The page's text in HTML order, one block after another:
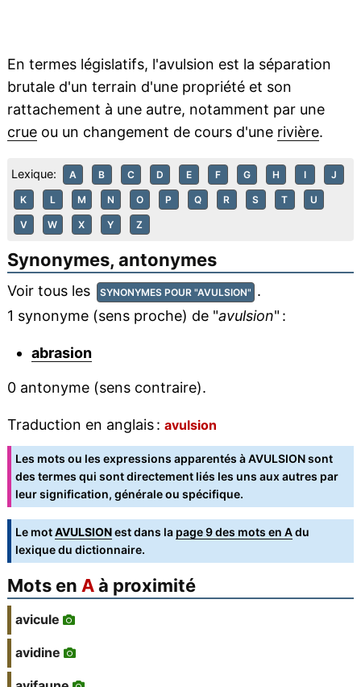
En termes législatifs, l'avulsion est la séparation
brutale d'un terrain d'une propriété et son
rattachement à une autre, notamment par une
crueou un changement de cours d'une rivière.
Lexique: A B C D E F G H I J
K L M N O P Q R S T U
V W X Y Z
Synonymes, antonymes
Voir tous les SYNONYMES POUR "AVULSION" .
1 synonyme (sens proche) de "avulsion" :
abrasion
0 antonyme (sens contraire).
Traduction en anglais : avulsion
Les mots ou les expressions apparentés à AVULSION sont
des termes qui sont directement liés les uns aux autres par
leur signification, générale ou spécifique.
Le motAVULSIONest dans la page 9 des mots en Adu
lexique du dictionnaire.
Mots en Aà proximité
avicule
avidine